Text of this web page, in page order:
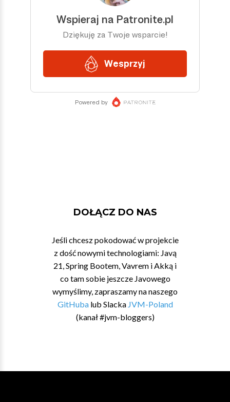
DOŁĄCZ DO NAS
Jeśli chcesz pokodować w projekcie
z dość nowymi technologiami: Javą
21, Spring Bootem, Vavrem i Akką i
co tam sobie jeszcze Javowego
wymyślimy, zapraszamy na naszego
GitHubalub Slacka JVM-Poland
(kanał #jvm-bloggers)